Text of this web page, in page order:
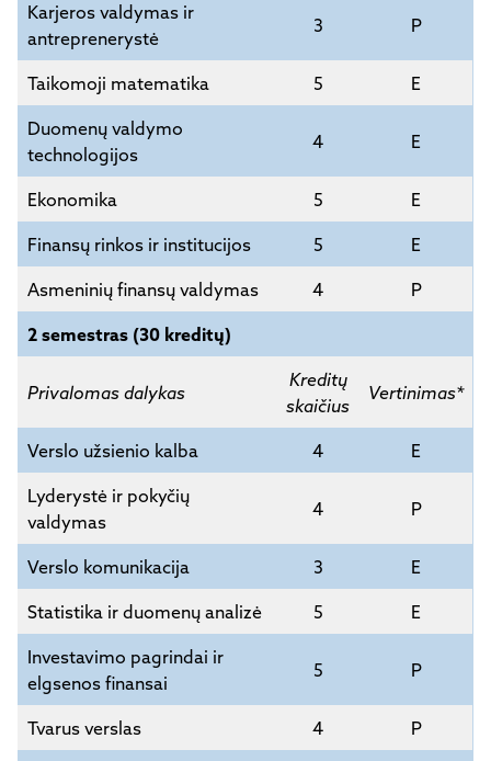
Karjeros valdymas ir
antreprenerystė
3 P
Taikomoji matematika 5 E
Duomenų valdymo
technologijos
4 E
Ekonomika 5 E
Finansų rinkos ir institucijos 5 E
Asmeninių finansų valdymas 4 P
2 semestras (30 kreditų)
Privalomas dalykas
Kreditų
skaičius
Vertinimas*
Verslo užsienio kalba 4 E
Lyderystė ir pokyčių
valdymas
4 P
Verslo komunikacija 3 E
Statistika ir duomenų analizė 5 E
Investavimo pagrindai ir
elgsenos finansai
5 P
Tvarus verslas 4 P